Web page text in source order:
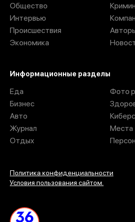
Общество
Интервью
Происшествия
Экономика
Информационные разделы
Еда
Бизнес
Авто
Журнал
Отдых
Фото
Места
Политика конфиденциальности
Условия пользования сайтом.